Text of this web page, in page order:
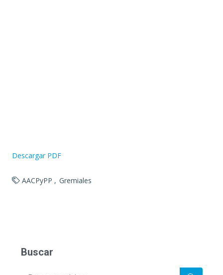
Descargar PDF
AACPyPP Gremiales
Buscar